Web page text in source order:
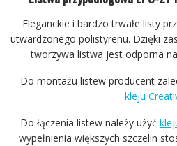
Eleganckie i bardzo trwałe listy
utwardzonego polistyrenu. Dzięki
tworzywa listwa jest odporna
Do montażu listew producent
kleju
Do łączenia listew należy użyć
wypełnienia większych szczelin